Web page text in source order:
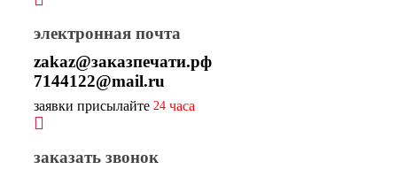
электронная почта
zakaz@заказпечати.рф
7144122@mail.ru
заявки присылайте 24 часа
заказать звонок